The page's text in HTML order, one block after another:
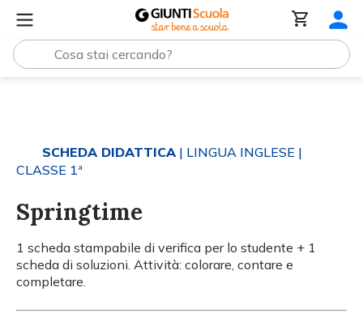
SCHEDA DIDATTICA| LINGUA INGLESE |
CLASSE 1ª
Springtime
1 scheda stampabile di verifica per lo studente + 1
scheda di soluzioni. Attività: colorare, contare e
completare.